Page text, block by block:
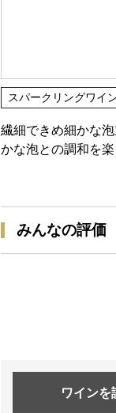
スパークリングワイ
繊細できめ細かな
かな泡との調和を
みんなの評価
ワインを